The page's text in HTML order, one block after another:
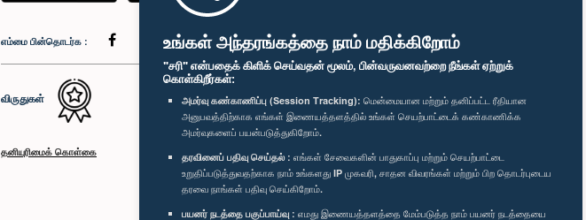
உங்கள் அந்தரங்கத்தை நாம் மதிக்கிறோம்
"சரி" என்பதைக் கிளிக் செய்வதன் மூலம், பின்வருவனவற்றை நீங்கள் ஏற்றுக்
கொள்கிறீர்கள்:
அமர்வு கண்காணிப்பு (Session Tracking): மென்மையான மற்றும் தனிப்பட்ட ரீதியான
அனுபவத்திற்காக எங்கள் இணையத்தளத்தில் உங்கள் செயற்பாட்டைக் கண்காணிக்க
அமர்வுகளைப் பயன்படுத்துகிறோம்.
தரவினைப் பதிவு செய்தல் : எங்கள் சேவைகளின் பாதுகாப்பு மற்றும் செயற்பாட்டை
உறுதிப்படுத்துவதற்காக நாம் உங்களது IP முகவரி, சாதன விவரங்கள் மற்றும் பிற தொடர்புடைய
தரவை நாங்கள் பதிவு செய்கிறோம்.
பயனர் நடத்தை பகுப்பாய்வு : எமது இணையத்தளத்தை மேம்படுத்த நாம் பயனர் நடத்தையை
எம்மை பின்தொடர்க :
விருதுகள்
தனியுரிமைக் கொள்கை